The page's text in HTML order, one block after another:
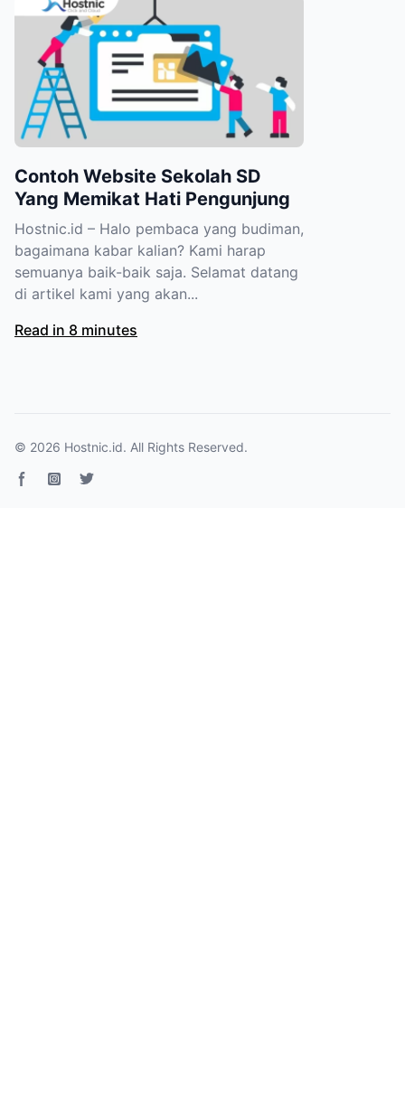
Contoh Website Sekolah SD
Yang Memikat Hati Pengunjung
Hostnic.id – Halo pembaca yang budiman,
bagaimana kabar kalian? Kami harap
semuanya baik-baik saja. Selamat datang
di artikel kami yang akan...
Read in 8 minutes
© 2026 Hostnic.id. All Rights Reserved.